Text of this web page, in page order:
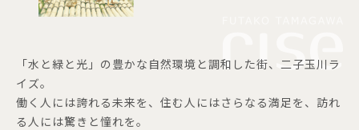
「水と緑と光」の豊かな自然環境と調和した街、二子玉川ラ
イズ。
働く人には誇れる未来を、住む人にはさらなる満足を、訪れ
る人には驚きと憧れを。